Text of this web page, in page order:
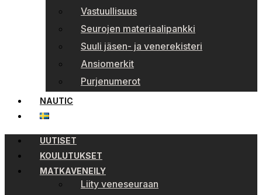
Vastuullisuus
Seurojen materiaalipankki
Suuli jäsen- ja venerekisteri
Ansiomerkit
Purjenumerot
NAUTIC
UUTISET
KOULUTUKSET
MATKAVENEILY
Liity veneseuraan